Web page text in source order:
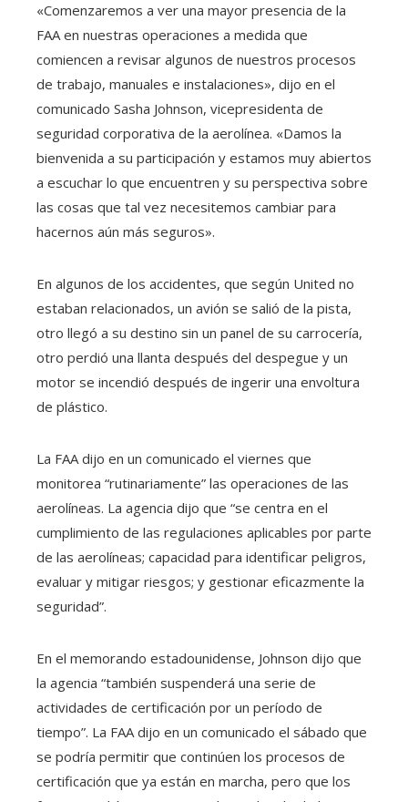
«Comenzaremos a ver una mayor presencia de la
FAA en nuestras operaciones a medida que
comiencen a revisar algunos de nuestros procesos
de trabajo, manuales e instalaciones», dijo en el
comunicado Sasha Johnson, vicepresidenta de
seguridad corporativa de la aerolínea. «Damos la
bienvenida a su participación y estamos muy abiertos
a escuchar lo que encuentren y su perspectiva sobre
las cosas que tal vez necesitemos cambiar para
hacernos aún más seguros».
En algunos de los accidentes, que según United no
estaban relacionados, un avión se salió de la pista,
otro llegó a su destino sin un panel de su carrocería,
otro perdió una llanta después del despegue y un
motor se incendió después de ingerir una envoltura
de plástico.
La FAA dijo en un comunicado el viernes que
monitorea “rutinariamente” las operaciones de las
aerolíneas. La agencia dijo que “se centra en el
cumplimiento de las regulaciones aplicables por parte
de las aerolíneas; capacidad para identificar peligros,
evaluar y mitigar riesgos; y gestionar eficazmente la
seguridad”.
En el memorando estadounidense, Johnson dijo que
la agencia “también suspenderá una serie de
actividades de certificación por un período de
tiempo”. La FAA dijo en un comunicado el sábado que
se podría permitir que continúen los procesos de
certificación que ya están en marcha, pero que los